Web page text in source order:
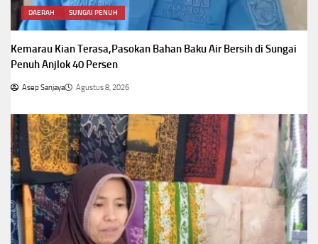
DAERAH SUNGAI PENUH
Kemarau Kian Terasa,Pasokan Bahan Baku Air Bersih di Sungai
Penuh Anjlok 40 Persen
Asep Sanjaya Agustus 8, 2026